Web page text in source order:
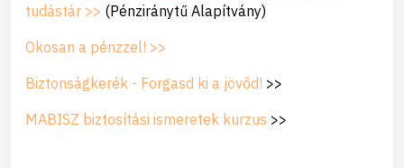
tudástár >> (Pénziránytű Alapítvány)
Okosan a pénzzel! >>
Biztonságkerék - Forgasd ki a jövőd! >>
MABISZ biztosítási ismeretek kurzus >>